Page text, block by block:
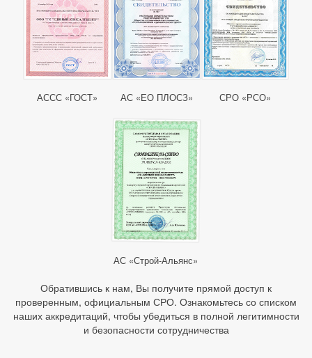
АССС «ГОСТ» АС «ЕО ПЛОСЗ» СРО «РСО»
АС «Строй-Альянс»
Обратившись к нам, Вы получите прямой доступ к
проверенным, официальным СРО. Ознакомьтесь со списком
наших аккредитаций, чтобы убедиться в полной легитимности
и безопасности сотрудничества